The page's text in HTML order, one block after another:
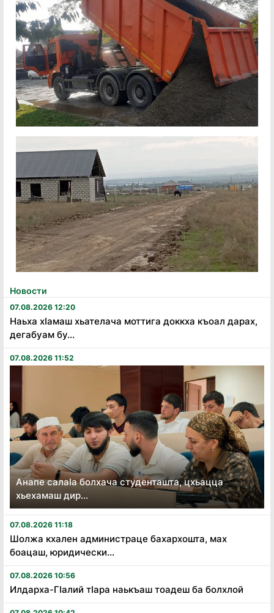
Новости
07.08.2026 12:20
Наьха хӏамаш хьателача моттига доккха къоал дарах,
дегабуам бу...
07.08.2026 11:52
Анапе салаӏа болхача студенташта, цхьацца
хьехамаш дир...
07.08.2026 11:18
Шолжа кхален администраце бахархошта, мах
боацаш, юридически...
07.08.2026 10:56
Илдарха-Гӏалий тӏара наькъаш тоадеш ба болхлой